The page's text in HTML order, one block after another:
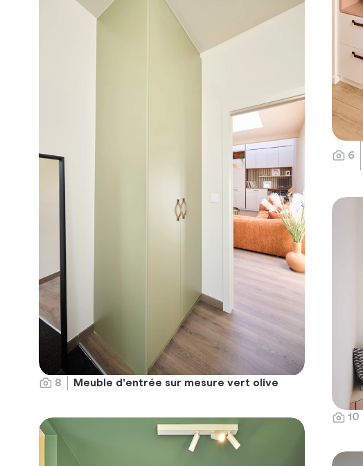
6
8 Meuble d'entrée sur mesure vert olive
10